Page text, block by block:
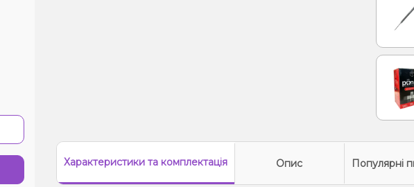
Характеристикита комплектація Опис Популярні